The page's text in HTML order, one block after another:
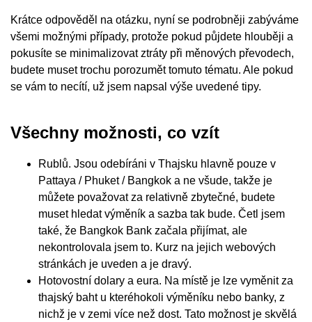
Krátce odpověděl na otázku, nyní se podrobněji zabýváme
všemi možnými případy, protože pokud půjdete hlouběji a
pokusíte se minimalizovat ztráty při měnových převodech,
budete muset trochu porozumět tomuto tématu. Ale pokud
se vám to necítí, už jsem napsal výše uvedené tipy.
Všechny možnosti, co vzít
Rublů. Jsou odebíráni v Thajsku hlavně pouze v
Pattaya / Phuket / Bangkok a ne všude, takže je
můžete považovat za relativně zbytečné, budete
muset hledat výměník a sazba tak bude. Četl jsem
také, že Bangkok Bank začala přijímat, ale
nekontrolovala jsem to. Kurz na jejich webových
stránkách je uveden a je dravý.
Hotovostní dolary a eura. Na místě je lze vyměnit za
thajský baht u kteréhokoli výměníku nebo banky, z
nichž je v zemi více než dost. Tato možnost je skvělá